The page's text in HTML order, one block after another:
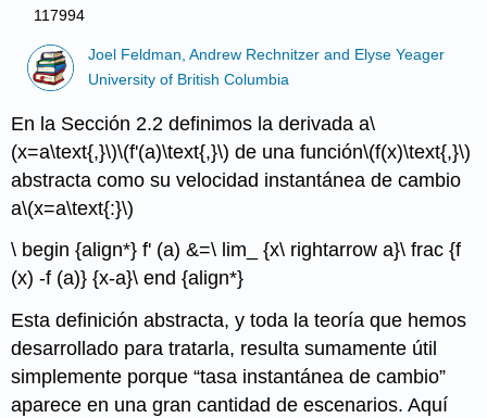
117994
Joel Feldman, Andrew Rechnitzer and Elyse Yeager
University of British Columbia
En la Sección 2.2 definimos la derivada a\
(x=a\text{,}\)\(f'(a)\text{,}\) de una función\(f(x)\text{,}\)
abstracta como su velocidad instantánea de cambio
a\(x=a\text{:}\)
\ begin {align*} f' (a) &=\ lim_ {x\ rightarrow a}\ frac {f
(x) -f (a)} {x-a}\ end {align*}
Esta definición abstracta, y toda la teoría que hemos
desarrollado para tratarla, resulta sumamente útil
simplemente porque “tasa instantánea de cambio”
aparece en una gran cantidad de escenarios. Aquí